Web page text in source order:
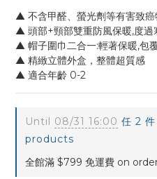
▲ 不含甲醛、螢光劑等有害致
▲ 頭部+頸部雙重防風保暖,度過
▲ 帽子圍巾二合一:輕著保暖,包
▲ 精緻立體外盒，整體超質感
▲ 適合年齡 0-2
Until 08/31 16:00 任 2
products
全館滿 $799 免運費 on